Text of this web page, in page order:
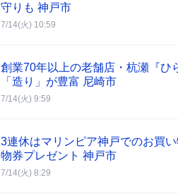
守りも 神戸市
7/14(火) 10:59
創業70年以上の老舗店・杭瀬『ひ
「造り」が豊富 尼崎市
7/14(火) 9:59
3連休はマリンピア神戸でのお買
物券プレゼント 神戸市
7/14(火) 8:29